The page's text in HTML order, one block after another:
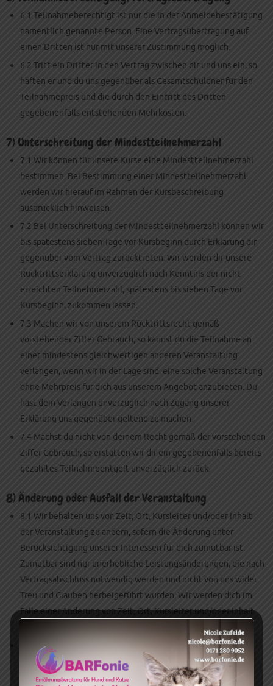
6.1 Teilnahmeberechtigt ist nur die in der Anmeldebestätigung
namentlich genannte Person. Eine Vertragsübertragung auf
einen Dritten ist nur mit unserer Zustimmung möglich.
6.2 Tritt ein Dritter in den Vertrag zwischen dir und uns ein, so
haften er und du uns gegenüber als Gesamtschuldner für den
Teilnahmepreis und die durch den Eintritt des Dritten
gegebenenfalls entstehenden Mehrkosten.
7) Unterschreitung der Mindestteilnehmerzahl
7.1 Wir können für unsere Kurse eine Mindestteilnehmerzahl
bestimmen. Bei Bestimmung einer Mindestteilnehmerzahl
werden wir hierauf im Rahmen der Kursbeschreibung
ausdrücklich hinweisen.
7.2 Bei Unterschreitung der Mindestteilnehmerzahl können wir
bis spätestens sieben Tage vor Kursbeginn durch Erklärung dir
gegenüber vom Vertrag zurücktreten. Wir werden dir unsere
Rücktrittserklärung unverzüglich nach Kenntnis der nicht
erreichten Teilnehmerzahl, spätestens bis sieben Tage vor
Kursbeginn, zukommen lassen.
7.3 Machen wir von unserem Rücktrittsrecht gemäß
vorstehender Ziffer Gebrauch, so kannst du die Teilnahme an
einer mindestens gleichwertigen anderen Veranstaltung
verlangen, wenn wir in der Lage sind, eine solche Veranstaltung
ohne Mehrpreis für dich aus unserem Angebot anzubieten. Du
hast dein Verlangen unverzüglich nach Zugang unserer
Erklärung uns gegenüber geltend zu machen.
7.4 Machst du nicht von deinem Recht gemäß der vorstehenden
Ziffer Gebrauch, so erstatten wir dir ein gegebenenfalls bereits
gezahltes Teilnahmeentgelt unverzüglich zurück.
8) Änderung oder Ausfall der Veranstaltung
8.1 Wir behalten uns vor, Zeit, Ort, Kursleiter und/oder Inhalt
der Veranstaltung zu ändern, sofern die Änderung unter
Berücksichtigung unserer Interessen für dich zumutbar ist.
Zumutbar sind nur unerhebliche Leistungsänderungen, die nach
Vertragsabschluss notwendig werden und nicht von uns wider
Treu und Glauben herbeigeführt wurden. Wir werden dich im
Falle einer Änderung von Zeit, Ort, Kursleiter und/oder Inhalt
der Veranstaltung rechtzeitig hierüber informieren.
8.2 Bei einer erheblichen Leistungsänderung kannst du
kostenlos vom Vertrag zurücktreten oder stattdessen die
Teilnahme an einer mindestens gleichwertigen anderen